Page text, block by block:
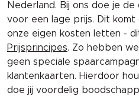
Nederland. Bij ons doe je
voor een lage prijs. Dit
onze eigen kosten letten -
Prijsprincipes. Zo hebben
geen speciale
klantenkaarten. Hierdoor
doe jij voordelig